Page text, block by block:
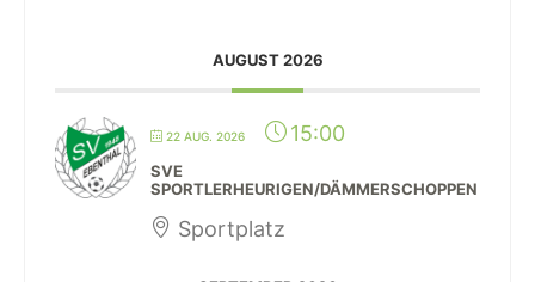
AUGUST 2026
22 AUG. 2026 15:00
SVE
SPORTLERHEURIGEN/DÄMMERSCHOPPEN
Sportplatz